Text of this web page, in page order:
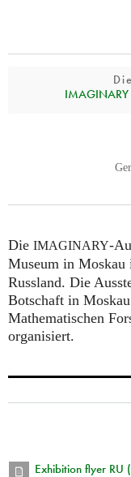
IMAGINARY
Die IMAGINARY-
Museum in Moskau
Russland. Die
Botschaft in
Mathematischen
organisiert.
Exhibition flyer RU